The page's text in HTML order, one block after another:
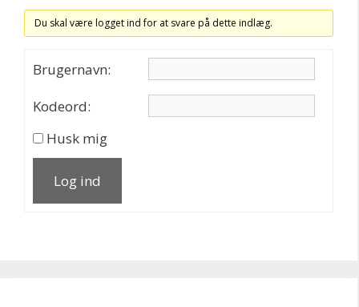
Du skal være logget ind for at svare på dette indlæg.
Brugernavn:
Kodeord:
Husk mig
Log ind